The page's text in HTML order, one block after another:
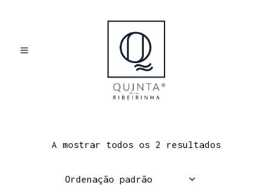
A mostrar todos os 2 resultados
Ordenação padrão